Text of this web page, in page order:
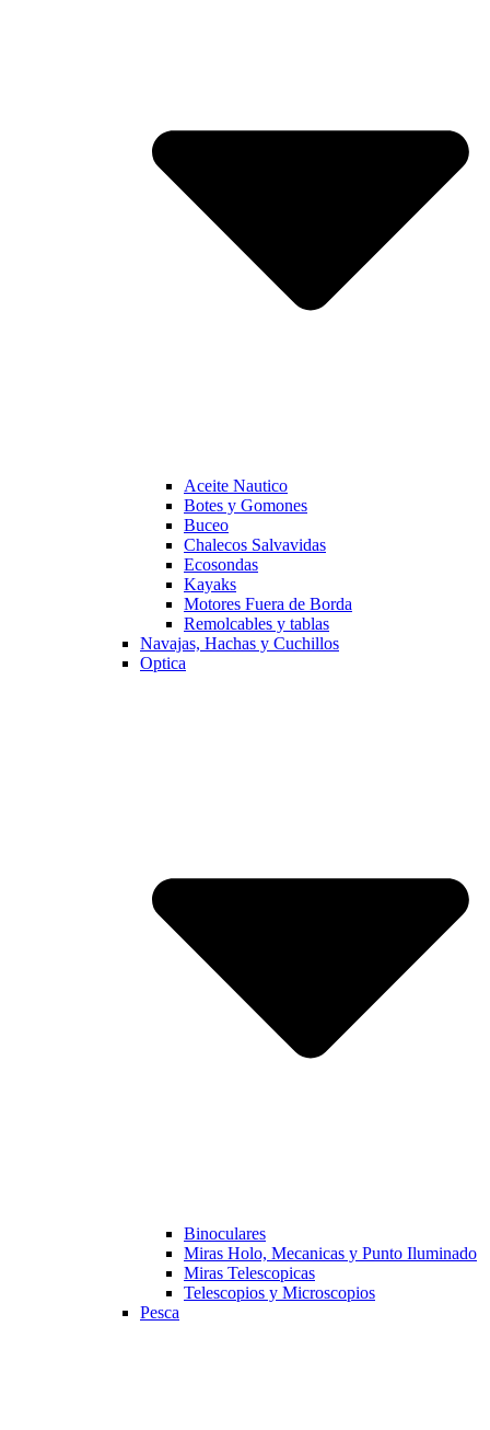
Aceite Nautico
Botes y Gomones
Buceo
Chalecos Salvavidas
Ecosondas
Kayaks
Motores Fuera de Borda
Remolcables y tablas
Navajas, Hachas y Cuchillos
Optica
Binoculares
Miras Holo, Mecanicas y Punto Iluminado
Miras Telescopicas
Telescopios y Microscopios
Pesca